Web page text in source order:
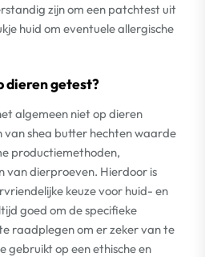
zijn om een ​​patchtest uit
huid om eventuele allergische
dieren getest?
algemeen niet op dieren
van shea butter hechten waarde
productiemethoden,
van dierproeven. Hierdoor is
keuze voor huid- en
goed om de specifieke
raadplegen om er zeker van te
gebruikt op een ethische en